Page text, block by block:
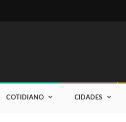
COTIDIANO CIDADES